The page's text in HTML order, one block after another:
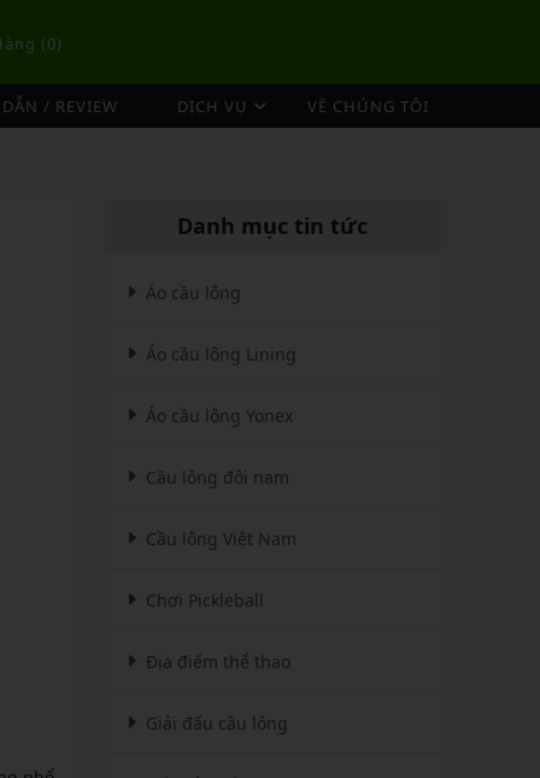
(0)
Túi Cầu Lông Lining
Túi Cầu Lông Victor
Túi Cầu Lông Apavi
MÁY ĐAN
/ REVIEW
DỊCH VỤ
VỀ CHÚNG TÔI
Danh mục tin tức
Áo cầu lông
Áo cầu lông Lining
Áo cầu lông Yonex
Cầu lông đôi nam
Cầu lông Việt Nam
Chơi Pickleball
Địa điểm thể thao
Giải đấu cầu lông